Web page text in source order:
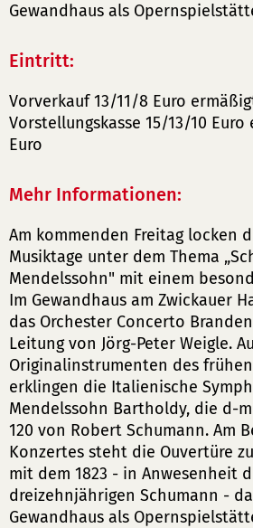
Gewandhaus als
Eintritt:
Vorverkauf 13/11/8 Euro
Vorstellungskasse 15/13/10
Euro
Mehr Informationen:
Am kommenden Freitag locken
Musiktage unter dem Thema
Mendelssohn" mit einem
Im Gewandhaus am Zwickauer
das Orchester Concerto
Leitung von Jörg-Peter Weigle.
Originalinstrumenten des
erklingen die Italienische
Mendelssohn Bartholdy, die d-
120 von Robert Schumann. Am
Konzertes steht die Ouvertüre
mit dem 1823 - in Anwesenheit
dreizehnjährigen Schumann -
Gewandhaus als